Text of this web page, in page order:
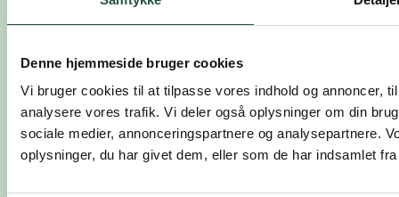
Denne hjemmeside bruger cookies
Vi bruger cookies til at tilpasse vores indhold og annoncer,
analysere vores trafik. Vi deler også oplysninger om din
sociale medier, annonceringspartnere og analysepartnere.
oplysninger, du har givet dem, eller som de har indsamlet